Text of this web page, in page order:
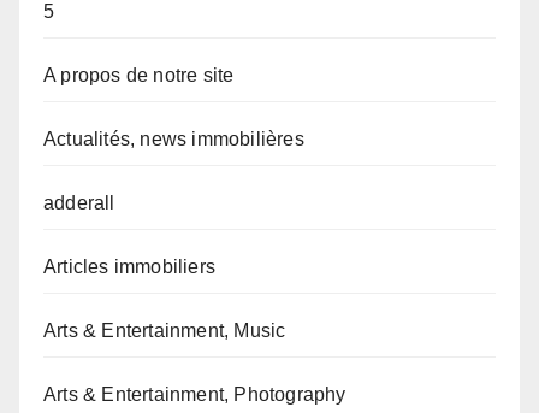
5
A propos de notre site
Actualités, news immobilières
adderall
Articles immobiliers
Arts & Entertainment, Music
Arts & Entertainment, Photography